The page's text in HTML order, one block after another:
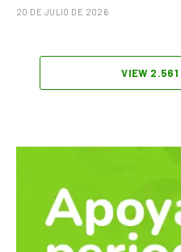
20 DE JULIO DE 2026
VIEW 2.561